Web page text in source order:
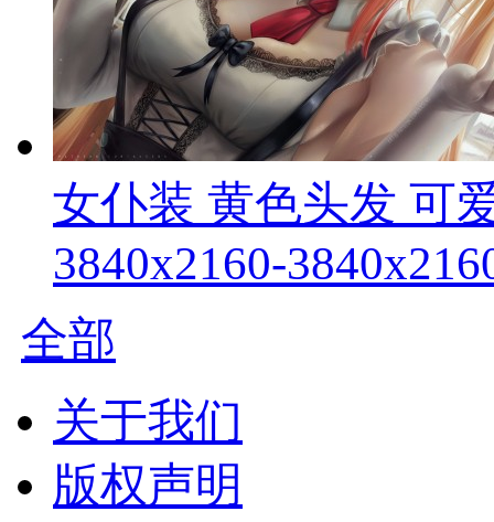
女仆装 黄色头发 可
3840x2160-
全部
关于我们
版权声明